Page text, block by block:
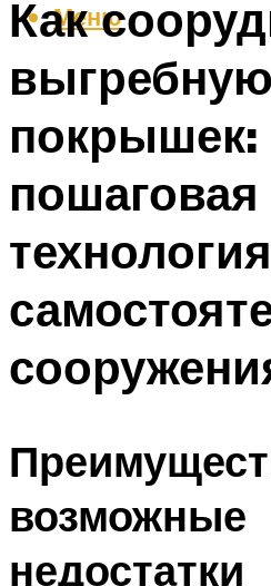
Меню
Как
покрышек:
пошаговая
технология
возможные
недостатки